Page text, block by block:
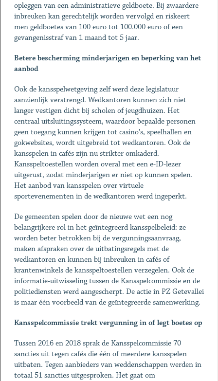
opleggen van een administratieve geldboete. Bij zwaardere
inbreuken kan gerechtelijk worden vervolgd en riskeert
men geldboetes van 100 euro tot 100.000 euro of een
gevangenisstraf van 1 maand tot 5 jaar.
Betere bescherming minderjarigen en beperking van het
aanbod
Ook de kansspelwetgeving zelf werd deze legislatuur
aanzienlijk verstrengd. Wedkantoren kunnen zich niet
langer vestigen dicht bij scholen of jeugdhuizen. Het
centraal uitsluitingssysteem, waardoor bepaalde personen
geen toegang kunnen krijgen tot casino's, speelhallen en
gokwebsites, wordt uitgebreid tot wedkantoren. Ook de
kansspelen in cafés zijn nu strikter omkaderd.
Kansspeltoestellen worden overal met een e-ID-lezer
uitgerust, zodat minderjarigen er niet op kunnen spelen.
Het aanbod van kansspelen over virtuele
sportevenementen in de wedkantoren werd ingeperkt.
De gemeenten spelen door de nieuwe wet een nog
belangrijkere rol in het geïntegreerd kansspelbeleid: ze
worden beter betrokken bij de vergunningsaanvraag,
maken afspraken over de uitbatingsregels met de
wedkantoren en kunnen bij inbreuken in cafés of
krantenwinkels de kansspeltoestellen verzegelen. Ook de
informatie-uitwisseling tussen de Kansspelcommissie en de
politiediensten werd aangescherpt. De actie in PZ Getevallei
is maar één voorbeeld van de geïntegreerde samenwerking.
Kansspelcommissie trekt vergunning in of legt boetes op
Tussen 2016 en 2018 sprak de Kansspelcommissie 70
sancties uit tegen cafés die één of meerdere kansspelen
uitbaten. Tegen aanbieders van weddenschappen werden in
totaal 51 sancties uitgesproken. Het gaat om